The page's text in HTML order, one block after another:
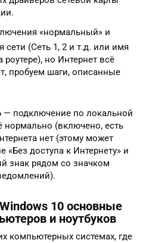
«нормальный» и
сети (Сеть 1, 2 и т.д. или имя
роутере), но Интернет всё
пробуем шаги, описанные
— подключение по локальной
нормально (включено, есть
нет (этому может
«Без доступа к Интернету» и
знак рядом со значком
10 основные
и ноутбуков
компьютерных системах, где